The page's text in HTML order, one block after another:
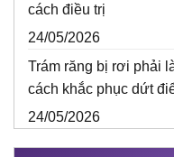
cách điều trị
24/05/2026
Trám răng bị rơi phải
cách khắc phục dứt
24/05/2026